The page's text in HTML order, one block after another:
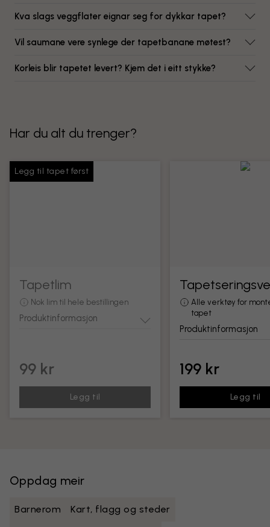
Kva slags veggflater eignar seg for dykkar tapet?
Vil saumane vere synlege der tapetbanane møtest?
Korleis blir tapetet levert? Kjem det i eitt stykke?
Har du alt du trenger?
Legg til tapet først
Tapetlim
Nok lim til hele bestillingen
Produktinformasjon
99 kr
Legg til
Alle verktøy for
tapet
Produktinformasjon
199 kr
Legg til
Oppdag meir
Barnerom Kart, flagg og steder